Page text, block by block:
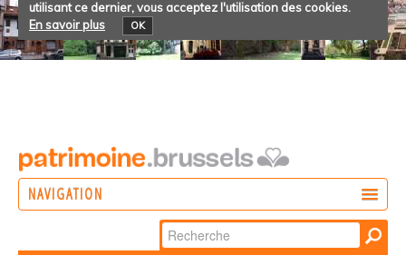
utilisant ce dernier, vous acceptez l'utilisation des cookies.
En savoir plus
OK
NAVIGATION
Chercher par
Recherche